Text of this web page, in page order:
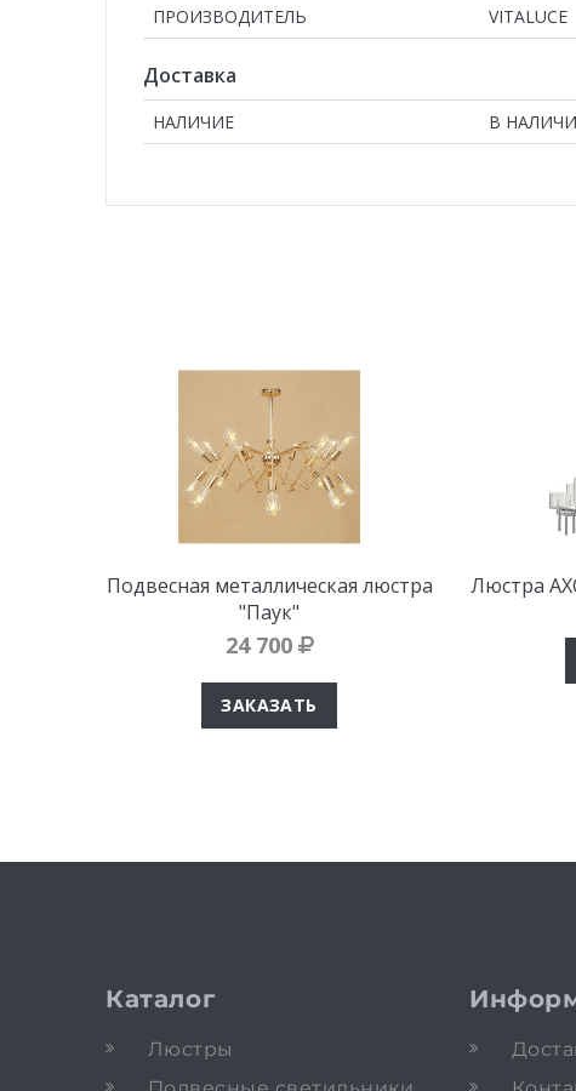
ПРОИЗВОДИТЕЛЬ VITALUCE
Доставка
НАЛИЧИЕ В
Подвесная металлическая люстра
"Паук"
24 700
ЗАКАЗАТЬ
Люстра
Каталог
Люстры